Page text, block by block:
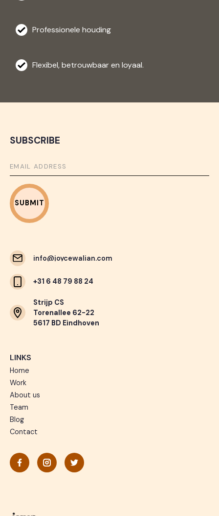
Professionele houding
Flexibel, betrouwbaar en loyaal.
SUBSCRIBE
info@joycewalian.com
info@joycewalian.com
+31 6 48 79 88 24
Strijp CS
Torenallee 62-22
5617 BD Eindhoven
LINKS
Home
Work
About us
Team
Blog
Contact